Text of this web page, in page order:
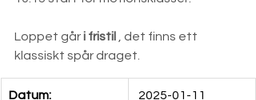
Loppet går i fristil
, det finns ett
klassiskt spår draget.
Datum: 2025-01-11